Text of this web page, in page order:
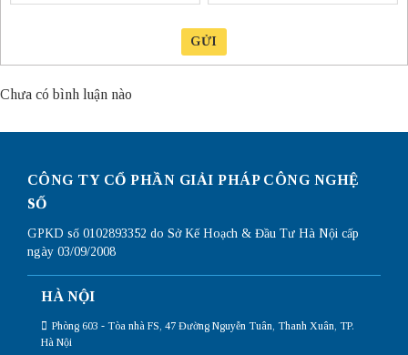
GỬI
Chưa có bình luận nào
CÔNG TY CỔ PHẦN GIẢI PHÁP CÔNG NGHỆ
SỐ
GPKD số 0102893352 do Sở Kế Hoạch & Đầu Tư Hà Nội cấp
ngày 03/09/2008
HÀ NỘI
Phòng 603 - Tòa nhà FS, 47 Đường Nguyễn Tuân, Thanh Xuân, TP.
Hà Nội